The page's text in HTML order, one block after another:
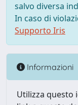
salvo diversa
In caso di
Supporto Iris
Informazioni
Utilizza questo